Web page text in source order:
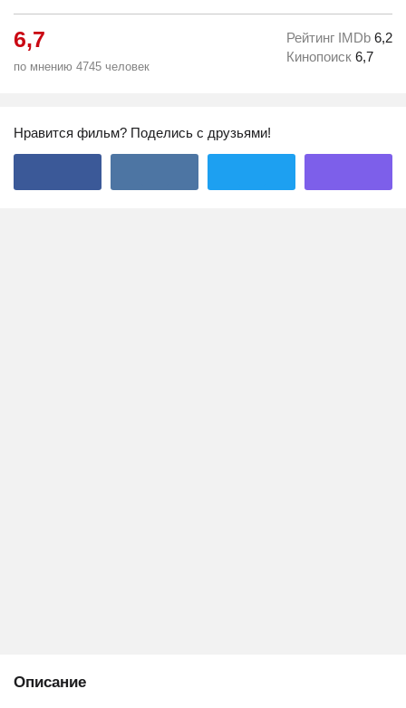
6,7
по мнению 4745 человек
Рейтинг IMDb 6,2
Кинопоиск 6,7
Нравится фильм? Поделись с друзьями!
Описание